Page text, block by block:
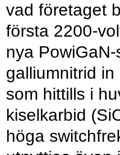
vad företaget
första 2200-
nya
galliumnitrid
som hittills i
kiselkarbid
höga